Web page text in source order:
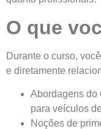
O que
Durante o curso,
e diretamente
Abordagens do
para veículos
Noções de